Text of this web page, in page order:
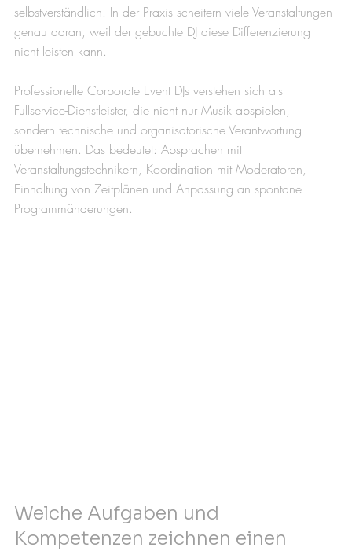
selbstverständlich. In der Praxis scheitern viele Veranstaltungen
genau daran, weil der gebuchte DJ diese Differenzierung
nicht leisten kann.
Professionelle Corporate Event DJs verstehen sich als
Fullservice-Dienstleister, die nicht nur Musik abspielen,
sondern technische und organisatorische Verantwortung
übernehmen. Das bedeutet: Absprachen mit
Veranstaltungstechnikern, Koordination mit Moderatoren,
Einhaltung von Zeitplänen und Anpassung an spontane
Programmänderungen.
Welche Aufgaben und
Kompetenzen zeichnen einen